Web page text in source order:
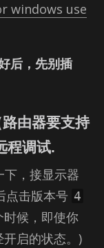
windows use
后，先别插
由器要支持
程调试.
下，接显示器
点击版本号 4
候，即使你
开启的状态。)